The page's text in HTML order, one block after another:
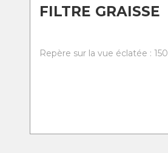
FILTRE GRAISSE
Repère sur la vue éclatée : 150